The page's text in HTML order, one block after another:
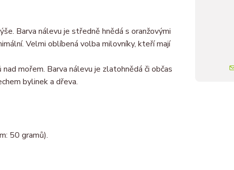
Barva nálevu je středně hnědá s oranžovými
Velmi oblíbená volba milovníky, kteří mají
mořem. Barva nálevu je zlatohnědá či občas
bylinek a dřeva.
50 gramů).